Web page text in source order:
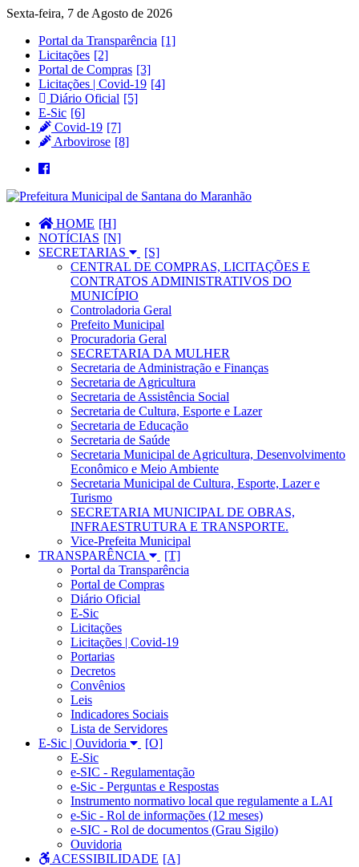
Sexta-feira, 7 de Agosto de 2026
Portal da Transparência
Licitações
Portal de Compras
Licitações | Covid-19
Diário Oficial
E-Sic
Covid-19
Arbovirose
HOME
NOTÍCIAS
SECRETARIAS
CENTRAL DE COMPRAS, LICITAÇÕES E
CONTRATOS ADMINISTRATIVOS DO
MUNICÍPIO
Controladoria Geral
Prefeito Municipal
Procuradoria Geral
SECRETARIA DA MULHER
Secretaria de Administração e Finanças
Secretaria de Agricultura
Secretaria de Assistência Social
Secretaria de Cultura, Esporte e Lazer
Secretaria de Educação
Secretaria de Saúde
Secretaria Municipal de Agricultura, Desenvolvimento
Econômico e Meio Ambiente
Secretaria Municipal de Cultura, Esporte, Lazer e
Turismo
SECRETARIA MUNICIPAL DE OBRAS,
INFRAESTRUTURA E TRANSPORTE.
Vice-Prefeita Municipal
TRANSPARÊNCIA
Portal da Transparência
Portal de Compras
Diário Oficial
E-Sic
Licitações
Licitações | Covid-19
Portarias
Decretos
Convênios
Leis
Indicadores Sociais
Lista de Servidores
E-Sic | Ouvidoria
E-Sic
e-SIC - Regulamentação
e-Sic - Perguntas e Respostas
Instrumento normativo local que regulamente a LAI
e-Sic - Rol de informações (12 meses)
e-SIC - Rol de documentos (Grau Sigilo)
Ouvidoria
ACESSIBILIDADE